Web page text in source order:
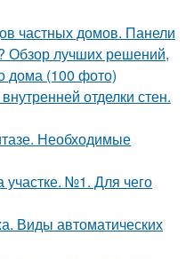
частных домов. Панели
Обзор лучших решений,
дома (100 фото)
отделки стен.
Необходимые
участке. №1. Для чего
Виды автоматических